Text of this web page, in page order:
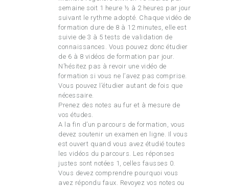
semaine soit 1 heure ½ à 2 heures par jour
suivant le rythme adopté. Chaque vidéo de
formation dure de 8 à 12 minutes, elle est
suivie de 3 à 5 tests de validation de
connaissances. Vous pouvez donc étudier
de 6 à 8 vidéos de formation par jour.
N’hésitez pas à revoir une vidéo de
formation si vous ne l’avez pas comprise.
Vous pouvez l’étudier autant de fois que
nécessaire.
Prenez des notes au fur et à mesure de
vos études.
A la fin d’un parcours de formation, vous
devez soutenir un examen en ligne. Il vous
est ouvert quand vous avez étudié toutes
les vidéos du parcours. Les réponses
justes sont notées 1, celles fausses 0.
Vous devez comprendre pourquoi vous
avez répondu faux. Revoyez vos notes ou